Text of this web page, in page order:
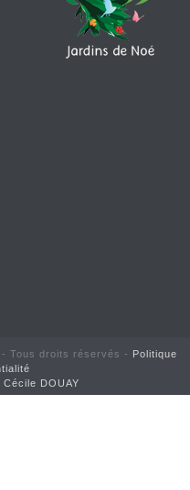
Tous droits réservés - Politique
DOUAY